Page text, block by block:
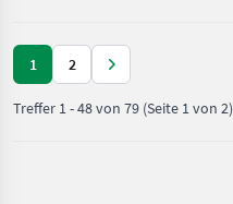
1 2
Treffer 1-48von 79 (Seite 1 von 2)